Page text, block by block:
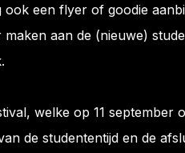
ook een flyer of goodie
aan de (nieuwe)
welke op 11
de studententijd en de